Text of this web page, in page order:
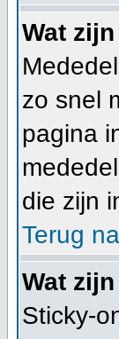
Wat
zo snel
pagina
die zijn
Terug
Wat
Sticky-